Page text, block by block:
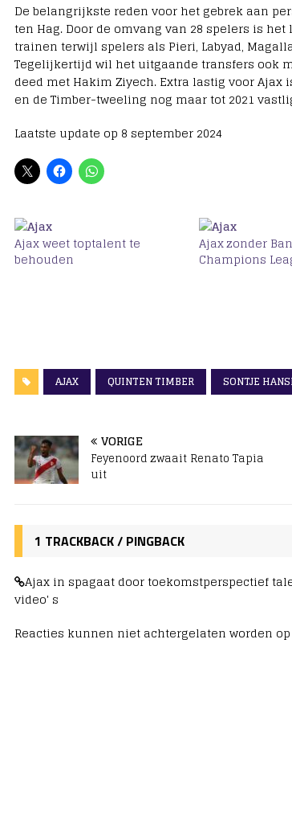
De belangrijkste reden voor het gebrek aan
ten Hag. Door de omvang van 28 spelers is
trainen terwijl spelers als Pieri, Labyad,
Tegelijkertijd wil het uitgaande transfers ook
deed met Hakim Ziyech. Extra lastig voor Ajax
en de Timber-tweeling nog maar tot 2021
Laatste update op 8 september 2024
Ajax weet toptalent te
behouden
Ajax zonder
Champions
AJAX QUINTEN TIMBER SONTJE
VORIGE
Feyenoord zwaait Renato Tapia
uit
1 TRACKBACK / PINGBACK
Ajax in spagaat door toekomstperspectief
video' s
Reacties kunnen niet achtergelaten worden